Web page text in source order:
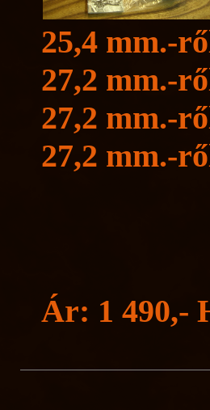
25,4 mm.-
27,2 mm.-
27,2 mm.-
27,2 mm.-
Ár: 1 490,-